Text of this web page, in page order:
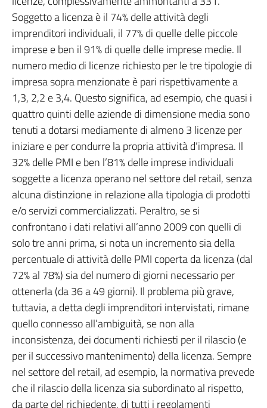
Soggetto a licenza è il 74% delle attività degli
imprenditori individuali, il 77% di quelle delle piccole
imprese e ben il 91% di quelle delle imprese medie. Il
numero medio di licenze richiesto per le tre tipologie di
impresa sopra menzionate è pari rispettivamente a
1,3, 2,2 e 3,4. Questo significa, ad esempio, che quasi i
quattro quinti delle aziende di dimensione media sono
tenuti a dotarsi mediamente di almeno 3 licenze per
iniziare e per condurre la propria attività d’impresa. Il
32% delle PMI e ben l’81% delle imprese individuali
soggette a licenza operano nel settore del retail, senza
alcuna distinzione in relazione alla tipologia di prodotti
e/o servizi commercializzati. Peraltro, se si
confrontano i dati relativi all’anno 2009 con quelli di
solo tre anni prima, si nota un incremento sia della
percentuale di attività delle PMI coperta da licenza (dal
72% al 78%) sia del numero di giorni necessario per
ottenerla (da 36 a 49 giorni). Il problema più grave,
tuttavia, a detta degli imprenditori intervistati, rimane
quello connesso all’ambiguità, se non alla
inconsistenza, dei documenti richiesti per il rilascio (e
per il successivo mantenimento) della licenza. Sempre
nel settore del retail, ad esempio, la normativa prevede
che il rilascio della licenza sia subordinato al rispetto,
da parte del richiedente, di tutti i regolamenti